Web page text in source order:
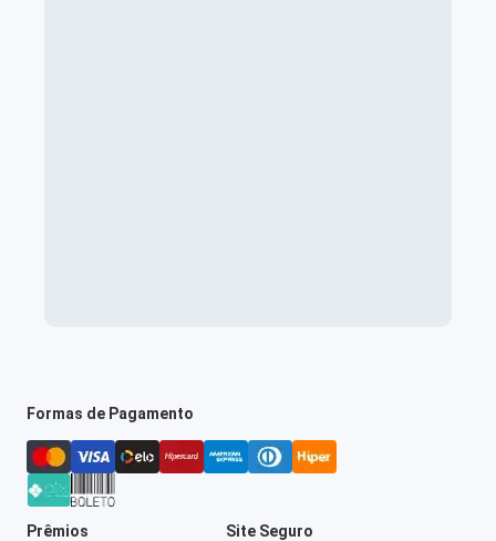
Formas de Pagamento
Prêmios Site Seguro